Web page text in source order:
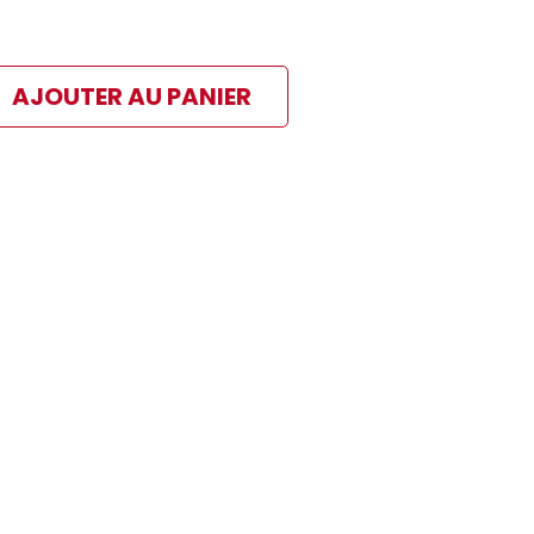
AJOUTER AU PANIER
sélectionné